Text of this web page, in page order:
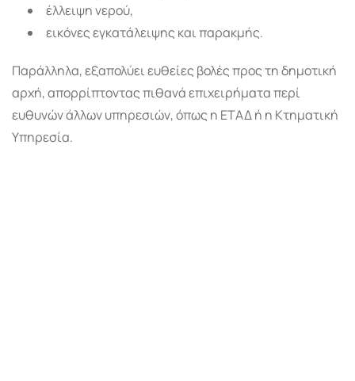
έλλειψη νερού,
εικόνες εγκατάλειψης και παρακμής.
Παράλληλα, εξαπολύει ευθείες βολές προς τη δημοτική
αρχή, απορρίπτοντας πιθανά επιχειρήματα περί
ευθυνών άλλων υπηρεσιών, όπως η ΕΤΑΔ ή η Κτηματική
Υπηρεσία.